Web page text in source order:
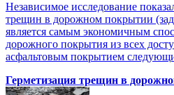
Независимое исследование
трещин в дорожном покрытии
является самым экономичным
дорожного покрытия из всех
асфальтовым покрытием
Герметизация трещин в